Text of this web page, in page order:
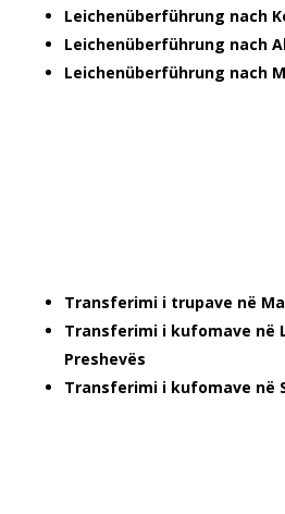
Leichenüberführung nach
Leichenüberführung nach
Leichenüberführung nach
Transferimi i trupave në
Transferimi i kufomave në
Preshevës
Transferimi i kufomave në